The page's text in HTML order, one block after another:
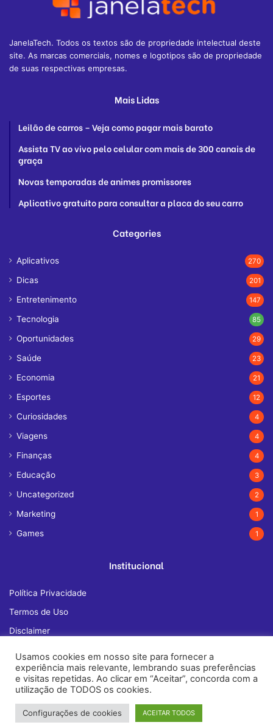
JanelaTech. Todos os textos são de propriedade intelectual deste
site. As marcas comerciais, nomes e logotipos são de propriedade
de suas respectivas empresas.
Mais Lidas
Leilão de carros – Veja como pagar mais barato
Assista TV ao vivo pelo celular com mais de 300 canais de
graça
Novas temporadas de animes promissores
Aplicativo gratuito para consultar a placa do seu carro
Categories
Aplicativos 270
Dicas 201
Entretenimento 147
Tecnologia 85
Oportunidades 29
Saúde 23
Economia 21
Esportes 12
Curiosidades 4
Viagens 4
Finanças 4
Educação 3
Uncategorized 2
Marketing 1
Games 1
Institucional
Política Privacidade
Termos de Uso
Disclaimer
Fale Conosco
© Copyright 2026, All Rights Reserved |janelatech.com
Usamos cookies em nosso site para fornecer a
experiência mais relevante, lembrando suas preferências
e visitas repetidas. Ao clicar em “Aceitar”, concorda com a
utilização de TODOS os cookies.
Configurações de cookies ACEITAR TODOS